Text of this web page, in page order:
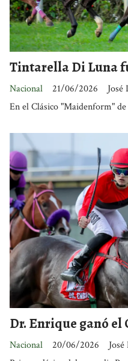
Tintarella Di Luna
Nacional
21/06/2026
En el Clásico "Maidenform" de
Dr. Enrique ganó el
Nacional
20/06/2026